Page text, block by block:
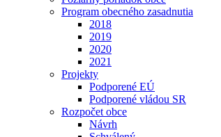
Program obecného zasadnutia
2018
2019
2020
2021
Projekty
Podporené EÚ
Podporené vládou SR
Rozpočet obce
Návrh